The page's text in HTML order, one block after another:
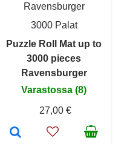
Ravensburger
3000 Palat
Puzzle Roll Mat up to
3000 pieces
Ravensburger
Varastossa (8)
27,00 €